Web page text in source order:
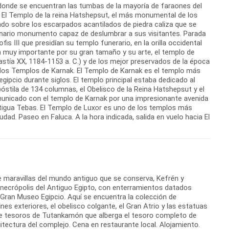
se encuentran las tumbas de la mayoría de faraones del
Templo de la reina Hatshepsut, el más monumental de los
sobre los escarpados acantilados de piedra caliza que se
monumento capaz de deslumbrar a sus visitantes. Parada
III que presidían su templo funerario, en la orilla occidental
importante por su gran tamaño y su arte, el templo de
XX, 1184-1153 a. C.) y de los mejor preservados de la época
Templos de Karnak. El Templo de Karnak es el templo más
durante siglos. El templo principal estaba dedicado al
de 134 columnas, el Obelisco de la Reina Hatshepsut y el
con el templo de Karnak por una impresionante avenida
Tebas. El Templo de Luxor es uno de los templos más
Paseo en Faluca. A la hora indicada, salida en vuelo hacia El
del mundo antiguo que se conserva, Kefrén y
del Antiguo Egipto, con enterramientos datados
Museo Egipcio. Aquí se encuentra la colección de
exteriores, el obelisco colgante, el Gran Atrio y las estatuas
tesoros de Tutankamón que alberga el tesoro completo de
del complejo. Cena en restaurante local. Alojamiento.